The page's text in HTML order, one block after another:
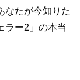
なたが今知りた
ラー2」の本当